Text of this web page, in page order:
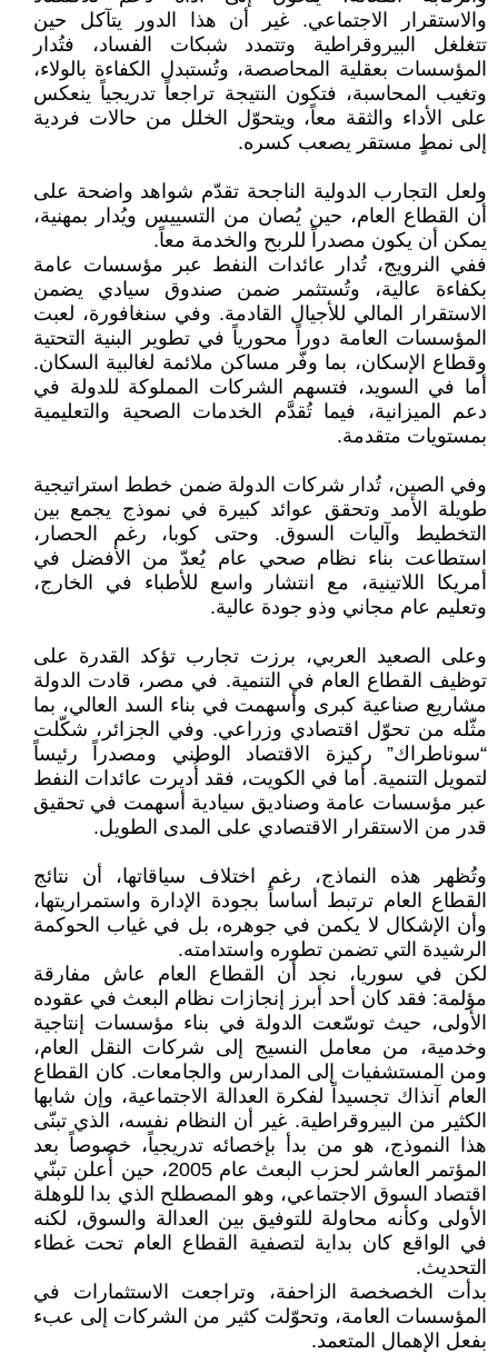
والاستقرار الاجتماعي. غير أن هذا الدور يتآكل حين
تتغلغل البيروقراطية وتتمدد شبكات الفساد، فتُدار
المؤسسات بعقلية المحاصصة، وتُستبدل الكفاءة بالولاء،
وتغيب المحاسبة، فتكون النتيجة تراجعاً تدريجياً ينعكس
على الأداء والثقة معاً، ويتحوّل الخلل من حالات فردية
إلى نمطٍ مستقر يصعب كسره.
ولعل التجارب الدولية الناجحة تقدّم شواهد واضحة على
أن القطاع العام، حين يُصان من التسييس ويُدار بمهنية،
يمكن أن يكون مصدراً للربح والخدمة معاً.
ففي النرويج، تُدار عائدات النفط عبر مؤسسات عامة
بكفاءة عالية، وتُستثمر ضمن صندوق سيادي يضمن
الاستقرار المالي للأجيال القادمة. وفي سنغافورة، لعبت
المؤسسات العامة دوراً محورياً في تطوير البنية التحتية
وقطاع الإسكان، بما وفّر مساكن ملائمة لغالبية السكان.
أما في السويد، فتسهم الشركات المملوكة للدولة في
دعم الميزانية، فيما تُقدَّم الخدمات الصحية والتعليمية
بمستويات متقدمة.
وفي الصين، تُدار شركات الدولة ضمن خطط استراتيجية
طويلة الأمد وتحقق عوائد كبيرة في نموذج يجمع بين
التخطيط وآليات السوق. وحتى كوبا، رغم الحصار،
استطاعت بناء نظام صحي عام يُعدّ من الأفضل في
أمريكا اللاتينية، مع انتشار واسع للأطباء في الخارج،
وتعليم عام مجاني وذو جودة عالية.
وعلى الصعيد العربي، برزت تجارب تؤكد القدرة على
توظيف القطاع العام في التنمية. في مصر، قادت الدولة
مشاريع صناعية كبرى وأسهمت في بناء السد العالي، بما
مثّله من تحوّل اقتصادي وزراعي. وفي الجزائر، شكّلت
“سوناطراك” ركيزة الاقتصاد الوطني ومصدراً رئيساً
لتمويل التنمية. أما في الكويت، فقد أُديرت عائدات النفط
عبر مؤسسات عامة وصناديق سيادية أسهمت في تحقيق
قدر من الاستقرار الاقتصادي على المدى الطويل.
وتُظهر هذه النماذج، رغم اختلاف سياقاتها، أن نتائج
القطاع العام ترتبط أساساً بجودة الإدارة واستمراريتها،
وأن الإشكال لا يكمن في جوهره، بل في غياب الحوكمة
الرشيدة التي تضمن تطوره واستدامته.
لكن في سوريا، نجد أن القطاع العام عاش مفارقة
مؤلمة: فقد كان أحد أبرز إنجازات نظام البعث في عقوده
الأولى، حيث توسّعت الدولة في بناء مؤسسات إنتاجية
وخدمية، من معامل النسيج إلى شركات النقل العام،
ومن المستشفيات إلى المدارس والجامعات. كان القطاع
العام آنذاك تجسيداً لفكرة العدالة الاجتماعية، وإن شابها
الكثير من البيروقراطية. غير أن النظام نفسه، الذي تبنّى
هذا النموذج، هو من بدأ بإخصائه تدريجياً، خصوصاً بعد
المؤتمر العاشر لحزب البعث عام 2005، حين أُعلن تبنّي
اقتصاد السوق الاجتماعي، وهو المصطلح الذي بدا للوهلة
الأولى وكأنه محاولة للتوفيق بين العدالة والسوق، لكنه
في الواقع كان بداية لتصفية القطاع العام تحت غطاء
التحديث.
بدأت الخصخصة الزاحفة، وتراجعت الاستثمارات في
المؤسسات العامة، وتحوّلت كثير من الشركات إلى عبء
بفعل الإهمال المتعمد.